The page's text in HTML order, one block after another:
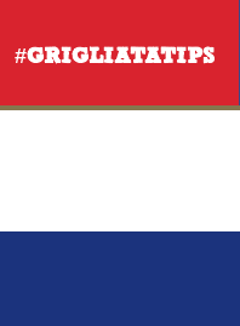
#GRIGLIATATIPS